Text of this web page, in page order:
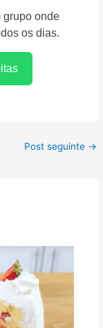
grupo onde
os dias.
Post seguinte →